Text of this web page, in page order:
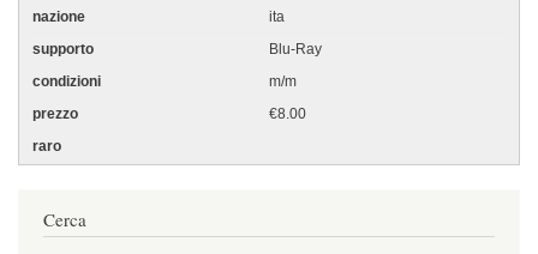
ita
Blu-Ray
m/m
€8.00
Cerca